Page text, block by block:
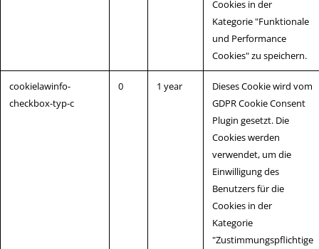
Cookies in der
Kategorie "Funktionale
und Performance
Cookies" zu speichern.
cookielawinfo-
checkbox-typ-c
0 1 year
Dieses Cookie wird vom
GDPR Cookie Consent
Plugin gesetzt. Die
Cookies werden
verwendet, um die
Einwilligung des
Benutzers für die
Cookies in der
Kategorie
"Zustimmungspflichtige